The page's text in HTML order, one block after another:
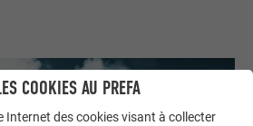
COOKIES AU PREFA
Internet des cookies visant à collecter